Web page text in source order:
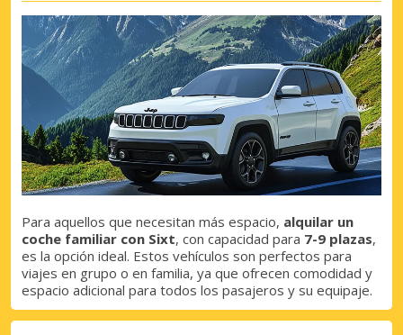
Descuentos especiales
Accede a ofertas exclusivas de nuestros
proveedores.
Iniciar sesión con eLink
Para aquellos que necesitan más espacio, alquilar un
coche familiar con Sixt, con capacidad para 7-9 plazas,
es la opción ideal. Estos vehículos son perfectos para
viajes en grupo o en familia, ya que ofrecen comodidad y
espacio adicional para todos los pasajeros y su equipaje.